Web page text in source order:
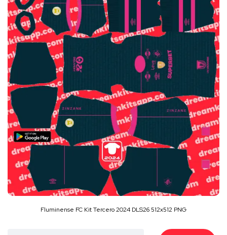
Fluminense FC Kit Tercero 2024 DLS26 512x512 PNG